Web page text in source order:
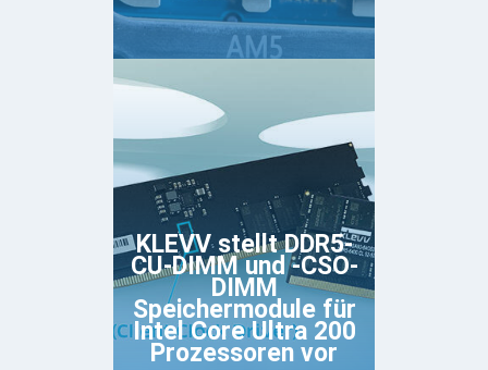
KLEVV stellt DDR5-
CU-DIMM und -CSO-
DIMM
Speichermodule für
Intel Core Ultra 200
Prozessoren vor